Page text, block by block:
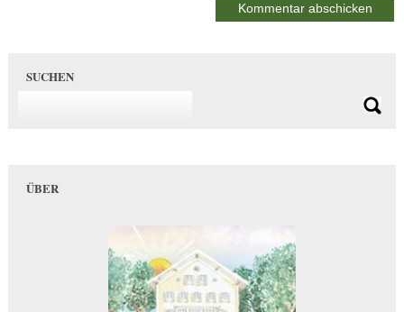
SUCHEN
ÜBER